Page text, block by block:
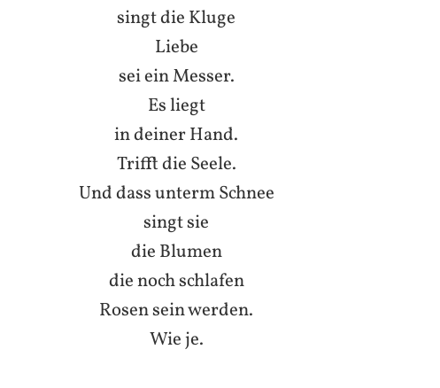
singt die Kluge
Liebe
sei ein Messer.
Es liegt
in deiner Hand.
Trifft die Seele.
Und dass unterm Schnee
singt sie
die Blumen
die noch schlafen
Rosen sein werden.
Wie je.